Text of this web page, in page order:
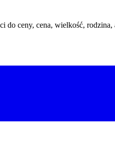
do ceny, cena, wielkość,